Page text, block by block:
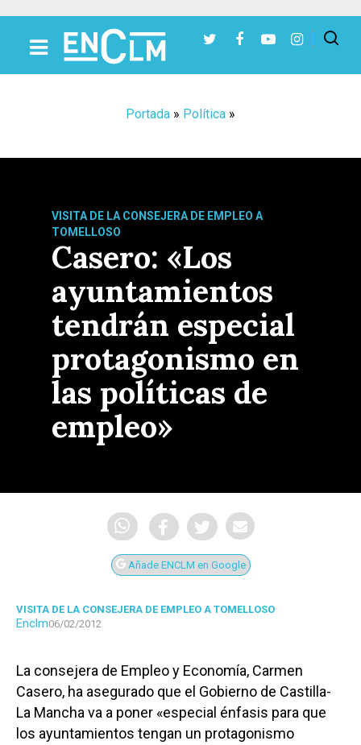
Portada » Política »
VISITA DE LA CONSEJERA DE EMPLEO A
TOMELLOSO
Casero: «Los
ayuntamientos
tendrán especial
protagonismo en
las políticas de
empleo»
Añade ENCLM en Google
VISITA DE LA CONSEJERA DE EMPLEO A TOMELLOSO
Enclm06/02/2012
La consejera de Empleo y Economía, Carmen
Casero, ha asegurado que el Gobierno de Castilla-
La Mancha va a poner «especial énfasis para que
los ayuntamientos tengan un protagonismo